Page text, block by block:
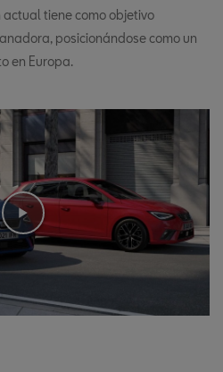
tiene como objetivo
posicionándose como un
en Europa.